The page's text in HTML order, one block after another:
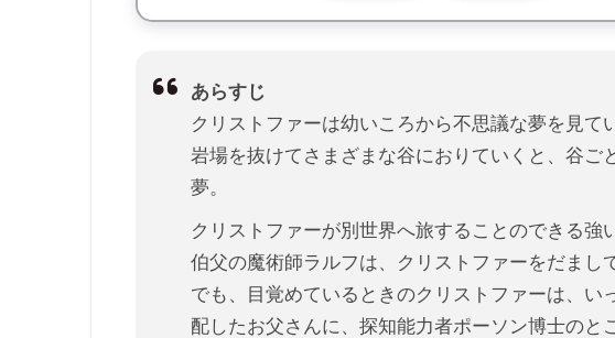
あらすじ
クリストファーは幼いころから不思議な夢を見て
岩場を抜けてさまざまな谷におりていくと、谷ご
夢。
クリストファーが別世界へ旅することのできる強
伯父の魔術師ラルフは、クリストファーをだまし
でも、目覚めているときのクリストファーは、い
配したお父さんに、探知能力者ポーソン博士のと